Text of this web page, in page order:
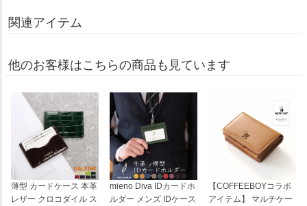
関連アイテム
他のお客様はこちらの商品も見ています
薄型 カードケース 本革
レザー クロコダイル ス
mieno Diva IDカードホ
ルダー メンズ IDケース
【COFFEEBOYコラボ
アイテム】 マルチケー